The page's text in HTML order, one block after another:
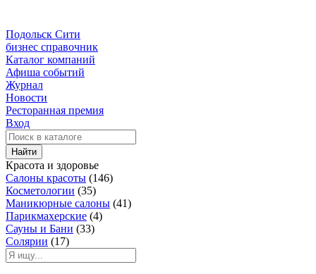
Подольск Сити
бизнес справочник
Каталог компаний
Афиша событий
Журнал
Новости
Ресторанная премия
Вход
Найти
Красота и здоровье
Салоны красоты (146)
Косметологии (35)
Маникюрные салоны (41)
Парикмахерские (4)
Сауны и Бани (33)
Солярии (17)